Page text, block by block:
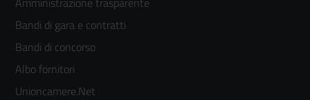
menù
colonna
2
Bandi di gara e contratti
Bandi di concorso
Albo fornitori
Unioncamere.Net